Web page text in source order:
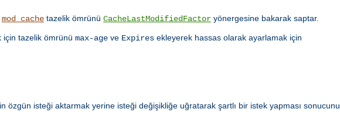
mod_cache tazelik ömrünü CacheLastModifiedFactor yönergesine bakarak saptar.
için tazelik ömrünü max-age ve Expires ekleyerek hassas olarak ayarlamak için
özgün isteği aktarmak yerine isteği değişikliğe uğratarak şartlı bir istek yapması sonucunu